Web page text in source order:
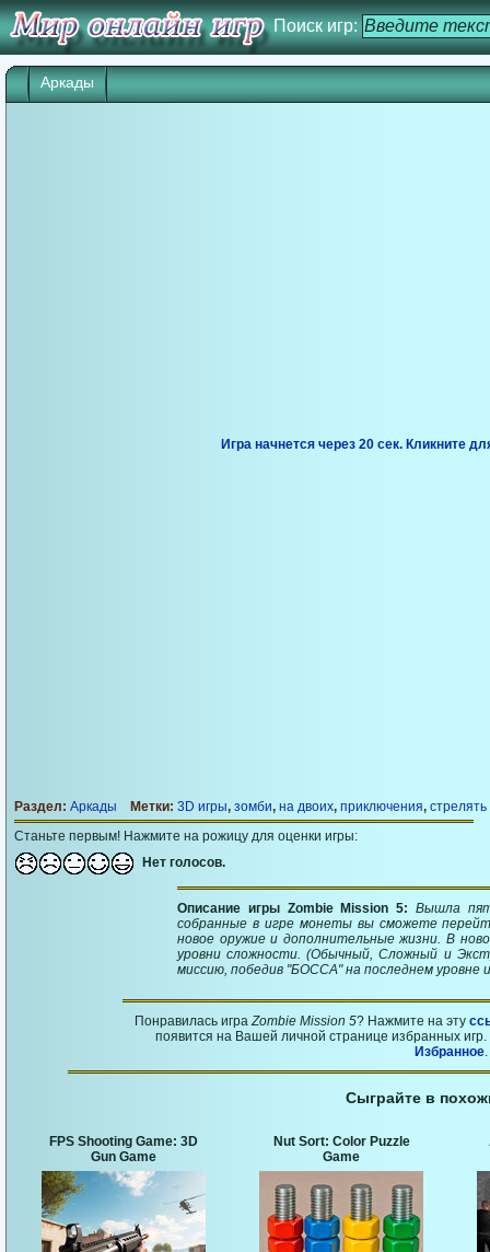
Поиск игр:
Аркады
Игра начнется через 19 сек. Кликните
Раздел: Аркады Метки: 3D игры, зомби, на двоих, приключения, стрелять
Станьте первым! Нажмите на рожицу для оценки игры:
Нет голосов.
Описание игры Zombie Mission 5:Вышла
собранные в игре монеты вы сможете
новое оружие и дополнительные жизни. В
уровни сложности. (Обычный, Сложный и
миссию, победив "БОССА" на последнем уровне
Понравилась играZombie Mission 5? Нажмите на эту
появится на Вашей личной странице избранных
Избранное.
Сыграйте в
FPS Shooting Game: 3D
Gun Game
Nut Sort: Color Puzzle
Game